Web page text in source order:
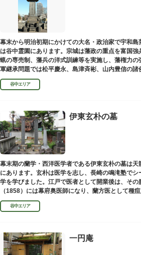
幕末から明治初期にかけての大名・政治家で宇和
は谷中霊園にあります。宗城は藩政の重点を富国強
蝋の専売制、藩兵の洋式訓練等を実施し、藩権力
軍継承問題では松平慶永、島津斉彬、山内豊信の諸
（幕末の四賢候といわれます）幕政改革を志す一橋
て活躍しました。
谷中エリア
伊東玄朴の墓
幕末期の蘭学・西洋医学者である伊東玄朴の墓は天
にあります。玄朴は医学を志し、長崎の鳴滝塾で
学を学びました。江戸で医者として開業後は、そ
（1858）には幕府奥医師になり、蘭方医として種
東京大学医学部）の開設などに尽力し、明治4年（
た。谷中エリア
一円庵